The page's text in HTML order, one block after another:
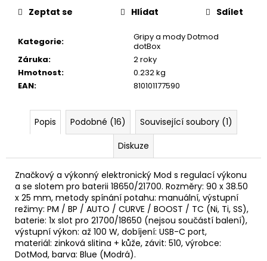
Kategorie:
Gripy a mody Dotmod
dotBox
Záruka:
2 roky
Hmotnost:
0.232 kg
EAN: 810101177590
Zeptat se Hlídat Sdílet
Popis Podobné (16)
Související soubory (1)
Diskuze
Značkový a výkonný elektronický Mod s regulací výkonu
a se slotem pro baterii 18650/21700. Rozměry: 90 x 38.50
x 25 mm, metody spínání potahu: manuální, výstupní
režimy: PM / BP / AUTO / CURVE / BOOST / TC (Ni, Ti, SS),
baterie: 1x slot pro 21700/18650 (nejsou součástí balení),
výstupní výkon: až 100 W, dobíjení: USB-C port,
materiál: zinková slitina + kůže, závit: 510, výrobce:
DotMod, barva: Blue (Modrá).
LIQUID
KIWI
10ML
10MG
Původně: